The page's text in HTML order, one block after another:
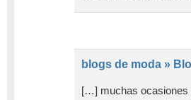
blogs de moda »
[…] muchas ocasiones